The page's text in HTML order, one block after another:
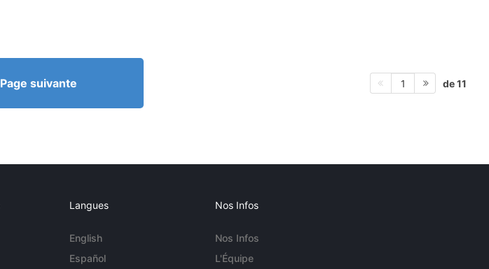
Page suivante 1 de 11
Langues
English
Español
Nos Infos
Nos Infos
L'Équipe